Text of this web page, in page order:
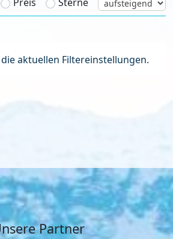
aktuellen Filtereinstellungen.
Partner